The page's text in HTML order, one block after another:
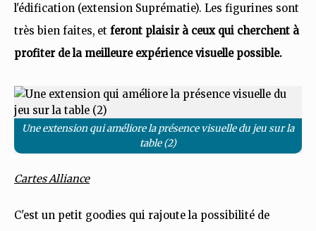
l'édification (extension Suprématie). Les figurines sont
très bien faites, et feront plaisir à ceux qui cherchent à
profiter de la meilleure expérience visuelle possible.
Une extension qui améliore la présence visuelle du jeu sur la
table (2)
Cartes Alliance
C'est un petit goodies qui rajoute la possibilité de